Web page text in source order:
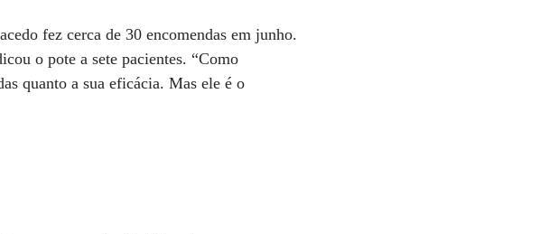
fez cerca de 30 encomendas em junho.
o pote a sete pacientes. “Como
quanto a sua eficácia. Mas ele é o